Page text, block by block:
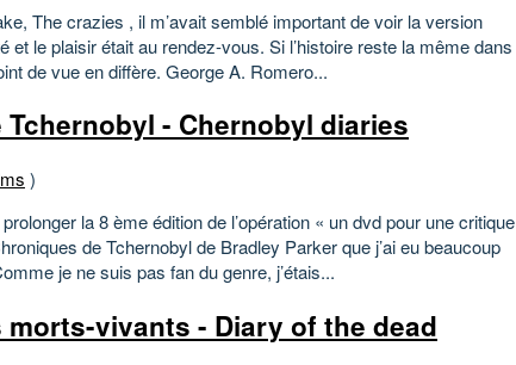
The crazies , il m’avait semblé important de voir la version
et le plaisir était au rendez-vous. Si l’histoire reste la même dans
de vue en diffère. George A. Romero...
- Chernobyl diaries
)
la 8 ème édition de l’opération « un dvd pour une critique
de Tchernobyl de Bradley Parker que j’ai eu beaucoup
je ne suis pas fan du genre, j’étais...
morts-vivants - Diary of the dead